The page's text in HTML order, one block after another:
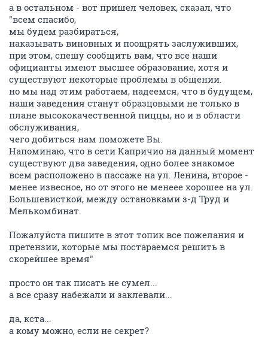
а в остальном - вот пришел человек, сказал, что
"всем спасибо,
мы будем разбираться,
наказывать виновных и поощрять заслуживших,
при этом, спешу сообщить вам, что все наши
официанты имеют высшее образование, хотя и
существуют некоторые проблемы в общении.
но мы над этим работаем, надеемся, что в будущем,
наши заведения станут образцовыми не только в
плане высококачественной пиццы, но и в области
обслуживания,
чего добиться нам поможете Вы.
Напоминаю, что в сети Капричио на данный момент
существуют два заведения, одно более знакомое
всем расположено в пассаже на ул. Ленина, второе -
менее извесное, но от этого не менеее хорошее на ул.
Большевисткой, между остановками з-д Труд и
Мелькомбинат.
Пожалуйста пишите в этот топик все пожелания и
претензии, которые мы постараемся решить в
скорейшее время"
просто он так писать не сумел...
а все сразу набежали и заклевали...
да, кста...
а кому можно, если не секрет?